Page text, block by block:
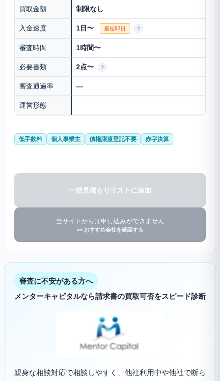
買取金額 制限なし
入金速度 1日〜 最短即日 ?
審査時間 1時間〜
必要書類 2点〜 ?
審査通過率 —
運営形態
低手数料 個人事業主 債権譲渡登記不要 赤字決算
一括見積もりリストに追加
当サイトからは申し込みができません
>> おすすめ会社を確認する
審査に不安がある方へ
メンターキャピタルなら請求書の買取可否をスピード診断
親身な相談対応で相談しやすく、他社利用中や他社で断ら